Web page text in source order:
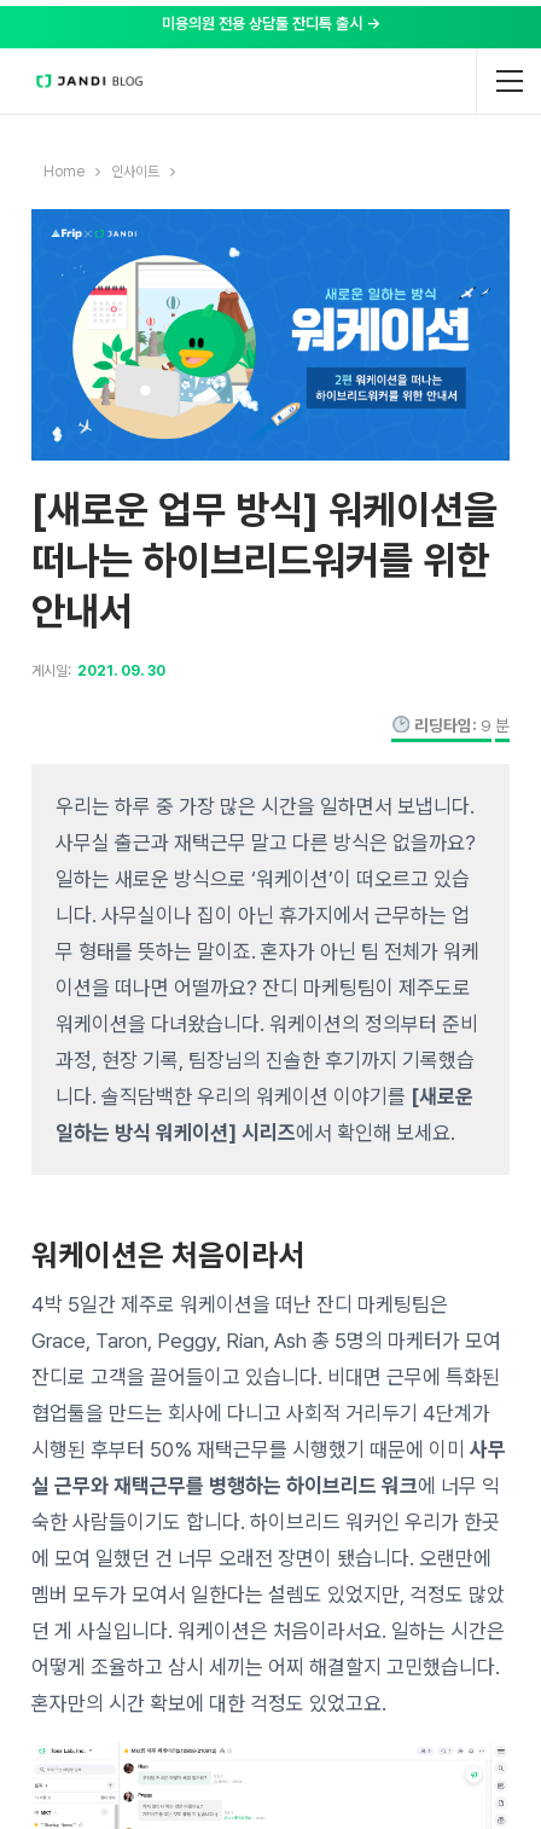
미용의원 전용 상담툴 잔디톡 출시 →
Home 인사이트
[새로운 업무 방식] 워케이션을
떠나는 하이브리드워커를 위한
안내서
게시일: 2021. 09. 30
리딩타임: 9 분
우리는 하루 중 가장 많은 시간을 일하면서 보냅니다.
사무실 출근과 재택근무 말고 다른 방식은 없을까요?
일하는 새로운 방식으로 ‘워케이션’이 떠오르고 있습
니다. 사무실이나 집이 아닌 휴가지에서 근무하는 업
무 형태를 뜻하는 말이죠. 혼자가 아닌 팀 전체가 워케
이션을 떠나면 어떨까요? 잔디 마케팅팀이 제주도로
워케이션을 다녀왔습니다. 워케이션의 정의부터 준비
과정, 현장 기록, 팀장님의 진솔한 후기까지 기록했습
니다. 솔직담백한 우리의 워케이션 이야기를 [새로운
일하는 방식 워케이션] 시리즈에서 확인해 보세요.
워케이션은 처음이라서
4박 5일간 제주로 워케이션을 떠난 잔디 마케팅팀은
Grace, Taron, Peggy, Rian, Ash 총 5명의 마케터가 모여
잔디로 고객을 끌어들이고 있습니다. 비대면 근무에 특화된
협업툴을 만드는 회사에 다니고 사회적 거리두기 4단계가
시행된 후부터 50% 재택근무를 시행했기 때문에 이미사무
실 근무와 재택근무를 병행하는 하이브리드 워크에 너무 익
숙한 사람들이기도 합니다. 하이브리드 워커인 우리가 한곳
에 모여 일했던 건 너무 오래전 장면이 됐습니다. 오랜만에
멤버 모두가 모여서 일한다는 설렘도 있었지만, 걱정도 많았
던 게 사실입니다. 워케이션은 처음이라서요. 일하는 시간은
어떻게 조율하고 삼시 세끼는 어찌 해결할지 고민했습니다.
혼자만의 시간 확보에 대한 걱정도 있었고요.